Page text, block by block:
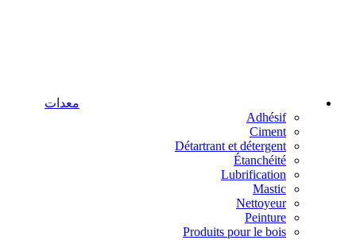
معدات
Adhésif
Ciment
Détartrant et détergent
Étanchéité
Lubrification
Mastic
Nettoyeur
Peinture
Produits pour le bois